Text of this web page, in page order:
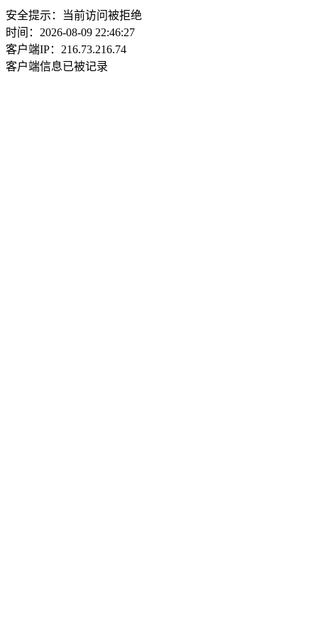
安全提示：当前访问被拒绝
时间：2026-08-09 22:46:27
客户端IP：216.73.216.74
客户端信息已被记录